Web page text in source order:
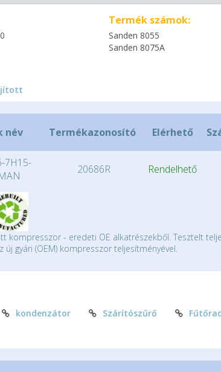
Termék számok:
Sanden 8055
Sanden 8075A
név Termékazonosító Elérhető
7H15-
20686R Rendelhető
kompresszor - eredeti OE alkatrészekből. Tesztelt
új gyári (OEM) kompresszor teljesítményével.
kondenzátor Szárítószűrő